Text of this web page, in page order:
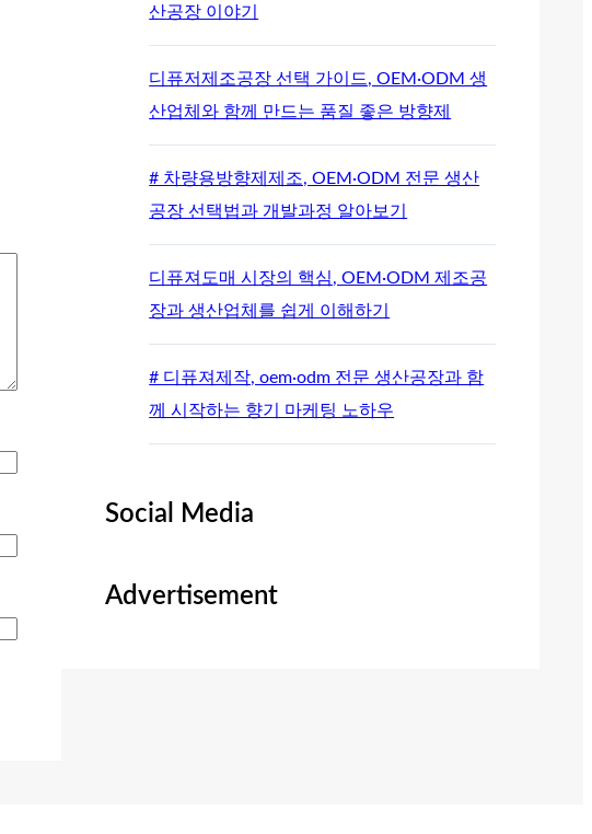
산공장 이야기
디퓨저제조공장 선택 가이드, OEM·ODM 생
산업체와 함께 만드는 품질 좋은 방향제
# 차량용방향제제조, OEM·ODM 전문 생산
공장 선택법과 개발과정 알아보기
디퓨져도매 시장의 핵심, OEM·ODM 제조공
장과 생산업체를 쉽게 이해하기
# 디퓨져제작, oem·odm 전문 생산공장과 함
께 시작하는 향기 마케팅 노하우
Social Media
Advertisement